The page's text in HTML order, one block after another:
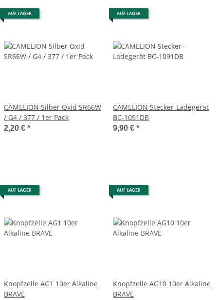
AUF LAGER
CAMELION Silber Oxid SR66W
/ G4 / 377 / 1er Pack
2,20 € *
AUF LAGER
CAMELION Stecker-Ladegerät
BC-1091DB
9,90 € *
AUF LAGER
Knopfzelle AG1 10er Alkaline
BRAVE
AUF LAGER
Knopfzelle AG10 10er Alkaline
BRAVE